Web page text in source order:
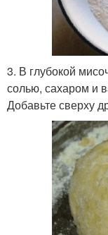
3. В глубокой
солью, сахаром и
Добавьте сверху